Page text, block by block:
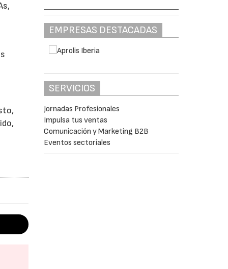
EMPRESAS DESTACADAS
SERVICIOS
Jornadas Profesionales
Impulsa tus ventas
Comunicación y Marketing B2B
Eventos sectoriales